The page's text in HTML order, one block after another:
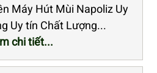
Máy Hút Mùi Napoliz Uy
Uy tín Chất Lượng...
chi tiết...